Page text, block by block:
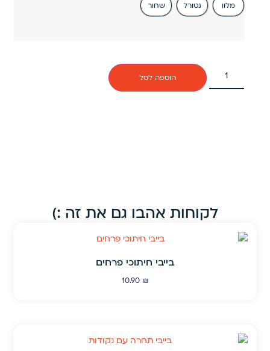
מלון נטורל שחור
הוספה לסל
לקוחות אהבו גם את זה :)
בייבי חיתוכי פרחים
10.90 ₪